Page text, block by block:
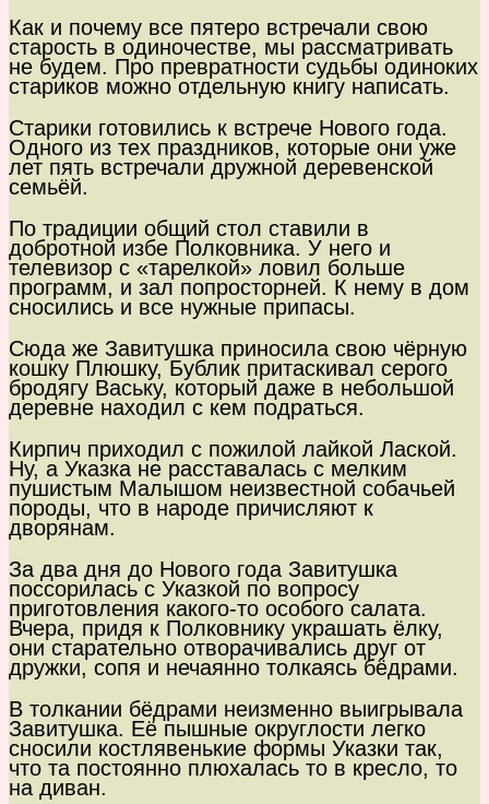
Как и почему все пятеро встречали свою
старость в одиночестве, мы рассматривать
не будем. Про превратности судьбы одиноких
стариков можно отдельную книгу написать.
Старики готовились к встрече Нового года.
Одного из тех праздников, которые они уже
лет пять встречали дружной деревенской
семьёй.
По традиции общий стол ставили в
добротной избе Полковника. У него и
телевизор с «тарелкой» ловил больше
программ, и зал попросторней. К нему в дом
сносились и все нужные припасы.
Сюда же Завитушка приносила свою чёрную
кошку Плюшку, Бублик притаскивал серого
бродягу Ваську, который даже в небольшой
деревне находил с кем подраться.
Кирпич приходил с пожилой лайкой Лаской.
Ну, а Указка не расставалась с мелким
пушистым Малышом неизвестной собачьей
породы, что в народе причисляют к
дворянам.
За два дня до Нового года Завитушка
поссорилась с Указкой по вопросу
приготовления какого-то особого салата.
Вчера, придя к Полковнику украшать ёлку,
они старательно отворачивались друг от
дружки, сопя и нечаянно толкаясь бёдрами.
В толкании бёдрами неизменно выигрывала
Завитушка. Её пышные округлости легко
сносили костлявенькие формы Указки так,
что та постоянно плюхалась то в кресло, то
на диван.